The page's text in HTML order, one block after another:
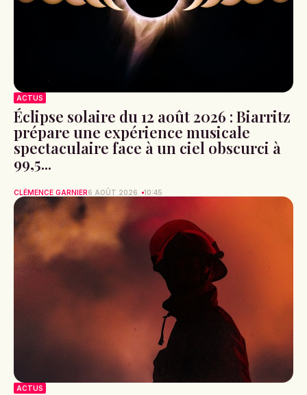
ACTUS
Éclipse solaire du 12 août 2026 : Biarritz
prépare une expérience musicale
spectaculaire face à un ciel obscurci à
99,5...
CLÉMENCE GARNIER6 AOÛT 2026 10:45
ACTUS